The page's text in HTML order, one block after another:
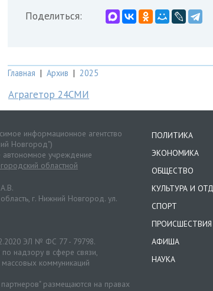
Поделиться:
Главная | Архив | 2025
Аграгетор 24СМИ
информационное агентство
Новгород")
автономное учреждение
областной
г. Нижний Новгород. ул.
ЭЛ № ФС 77 - 79798.
надзору в сфере связи,
коммуникаций
размещаются на правах
ПОЛИТИКА
ЭКОНОМИКА
ОБЩЕСТВО
КУЛЬТУРА И
СПОРТ
ПРОИСШЕСТВИЯ
АФИША
НАУКА